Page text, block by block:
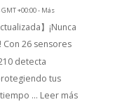
+00:00 - Más
】¡Nunca
26 sensores
detecta
tus
... Leer más